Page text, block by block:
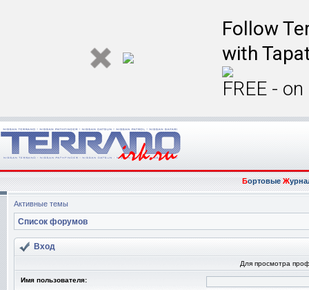
Follow
with
FREE -
БортовыеЖ
Активные темы
Список форумов
Вход
Для просмотра
Имя пользователя: